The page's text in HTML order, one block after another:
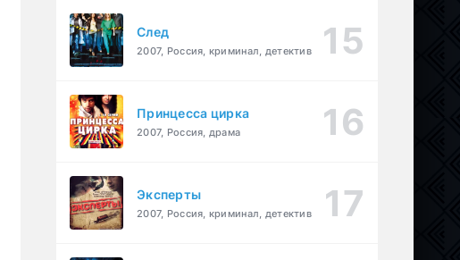
След
2007, Россия, криминал, детектив
Принцесса цирка
2007, Россия, драма
Эксперты
2007, Россия, криминал, детектив